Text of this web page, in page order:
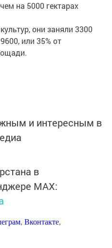
на 5000 гектарах
они заняли 3300
или 35% от
и интересным в
в
MАХ:
, Вконтакте,